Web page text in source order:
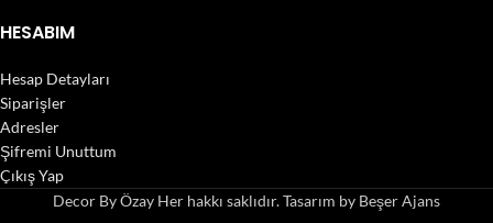
HESABIM
Hesap Detayları
Siparişler
Adresler
Şifremi Unuttum
Çıkış Yap
Decor By Özay Her hakkı saklıdır. Tasarım by Beşer Ajans